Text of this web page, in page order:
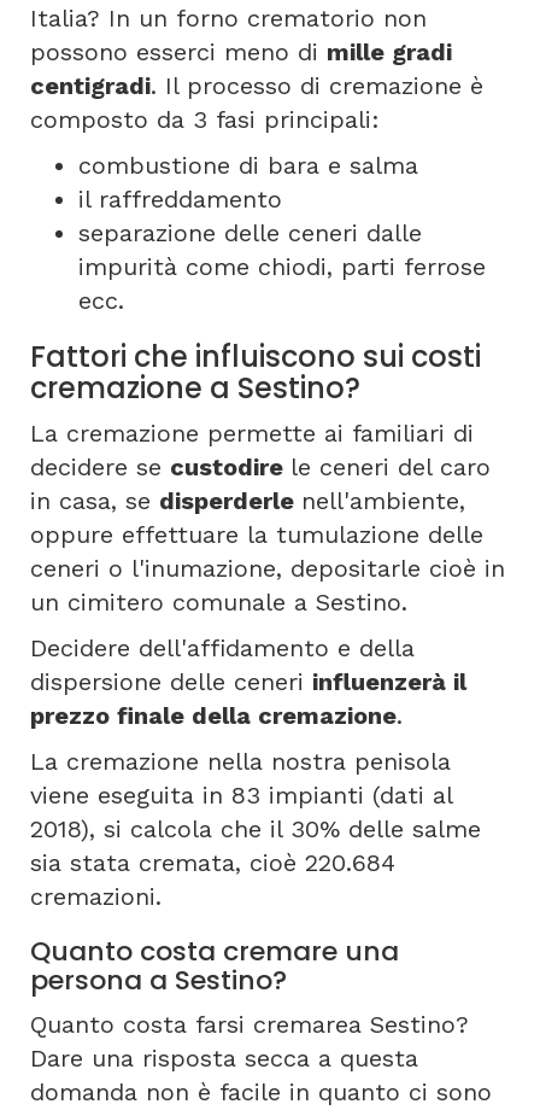
Italia? In un forno crematorio non
possono esserci meno di mille gradi
centigradi. Il processo di cremazione è
composto da 3 fasi principali:
combustione di bara e salma
il raffreddamento
separazione delle ceneri dalle
impurità come chiodi, parti ferrose
ecc.
Fattori che influiscono sui costi
cremazione a Sestino?
La cremazione permette ai familiari di
decidere se custodire le ceneri del caro
in casa, se disperderle nell'ambiente,
oppure effettuare la tumulazione delle
ceneri o l'inumazione, depositarle cioè in
un cimitero comunale a Sestino.
Decidere dell'affidamento e della
dispersione delle ceneri influenzerà il
prezzo finale della cremazione.
La cremazione nella nostra penisola
viene eseguita in 83 impianti (dati al
2018), si calcola che il 30% delle salme
sia stata cremata, cioè 220.684
cremazioni.
Quanto costa cremare una
persona a Sestino?
Quanto costa farsi cremarea Sestino?
Dare una risposta secca a questa
domanda non è facile in quanto ci sono